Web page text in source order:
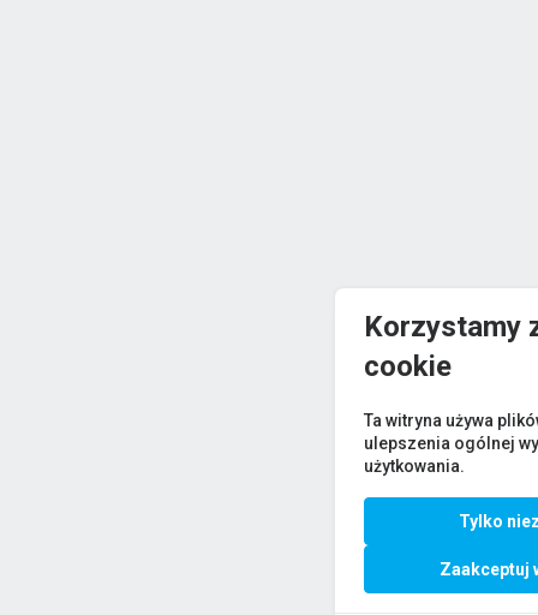
Korzystamy
cookie
Ta witryna używa
ulepszenia ogólnej
użytkowania.
Tylko
Zaakceptuj